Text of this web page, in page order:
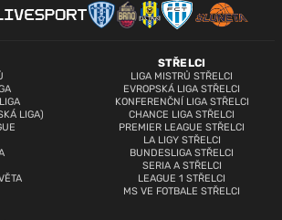
LIGA)
STŘELCI
LIGA MISTRŮ STŘELCI
EVROPSKÁ LIGA STŘELCI
KONFERENČNÍ LIGA STŘELCI
CHANCE LIGA STŘELCI
PREMIER LEAGUE STŘELCI
LA LIGY STŘELCI
BUNDESLIGA STŘELCI
SERIA A STŘELCI
LEAGUE 1 STŘELCI
MS VE FOTBALE STŘELCI